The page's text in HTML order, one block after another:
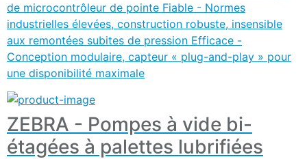
de microcontrôleur de pointe Fiable - Normes
industrielles élevées, construction robuste, insensible
aux remontées subites de pression Efficace -
Conception modulaire, capteur « plug-and-play » pour
une disponibilité maximale
ZEBRA - Pompes à vide bi-
étagées à palettes lubrifiées